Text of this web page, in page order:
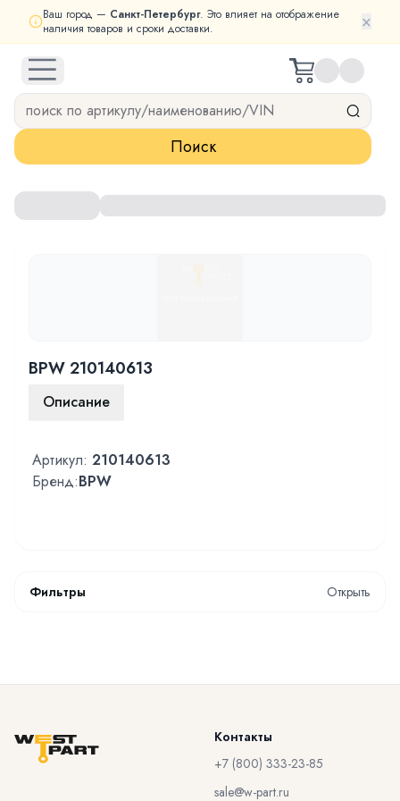
Ваш город — Санкт-Петербург. Это влияет на отображение
наличия товаров и сроки доставки.
×
open navigation menu
Поиск
BPW 210140613
Описание
Артикул: 210140613
Бренд:BPW
Фильтры Открыть
Контакты
+7 (800) 333-23-85
sale@w-part.ru